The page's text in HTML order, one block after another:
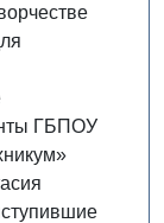
ГБПОУ